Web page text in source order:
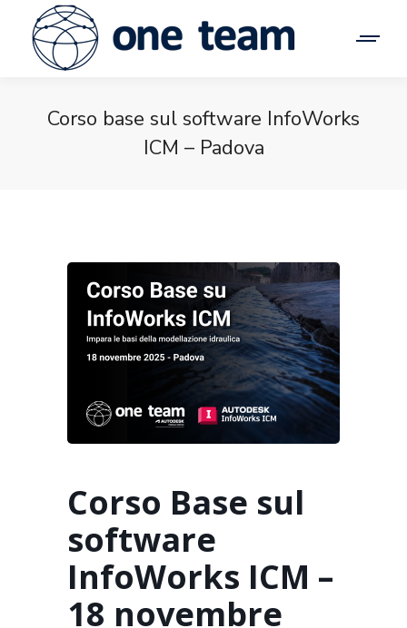
Corso base sul software InfoWorks
ICM – Padova
Corso Base sul
software
InfoWorks ICM –
18 novembre